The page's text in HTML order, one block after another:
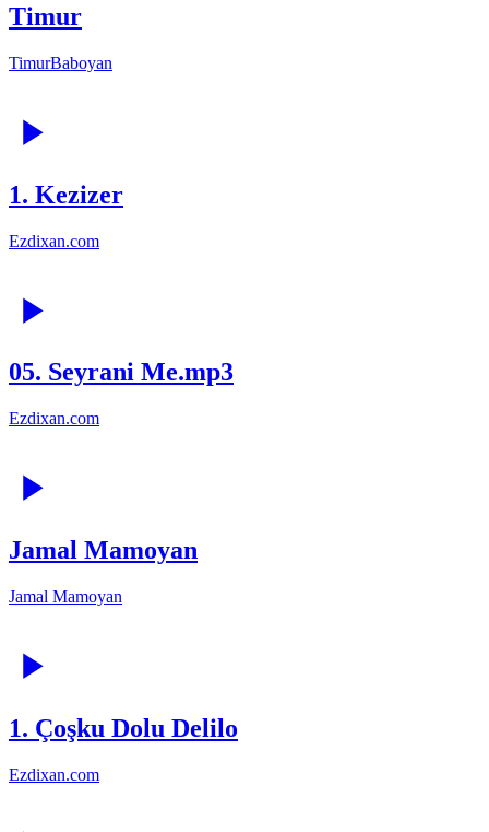
Timur
TimurBaboyan
1. Kezizer
Ezdixan.com
05. Seyrani Me.mp3
Ezdixan.com
Jamal Mamoyan
Jamal Mamoyan
1. Çoşku Dolu Delilo
Ezdixan.com